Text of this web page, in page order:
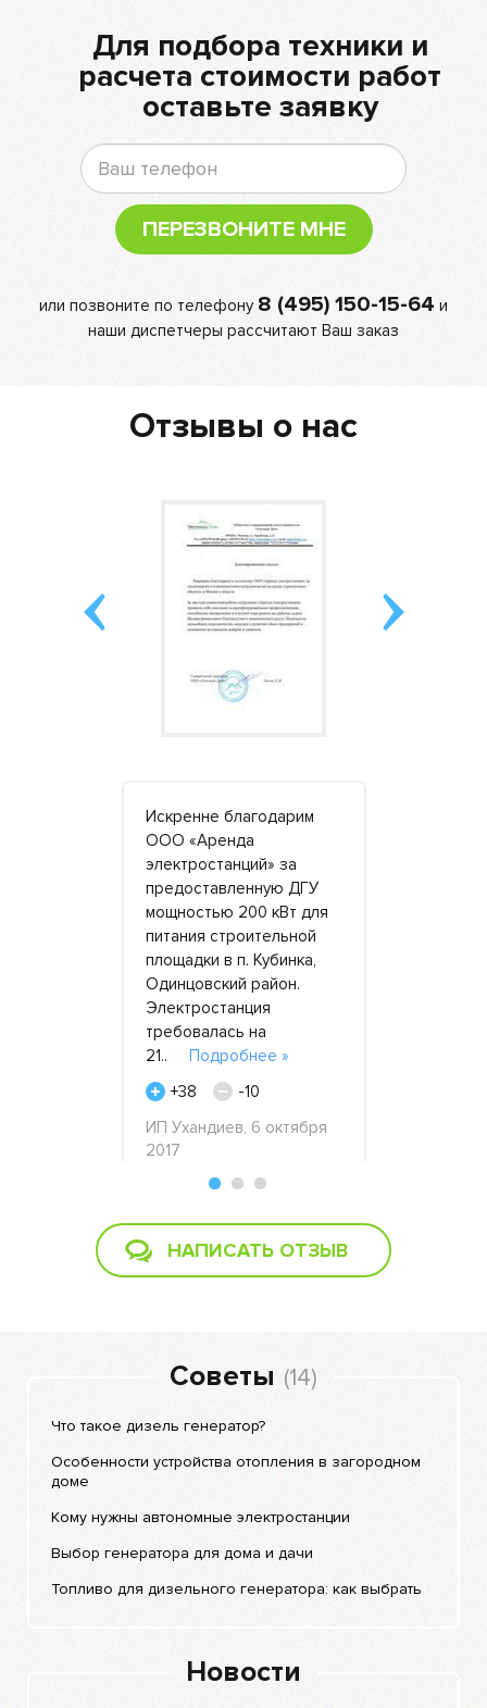
Для подбора техники и
расчета стоимости работ
оставьте заявку
ПЕРЕЗВОНИТЕ МНЕ
или позвоните по телефону 8 (495) 150-15-64 и
наши диспетчеры рассчитают Ваш заказ
Отзывы о нас
Искренне благодарим
ООО «Аренда
электростанций» за
предоставленную ДГУ
мощностью 200 кВт для
питания строительной
площадки в п. Кубинка,
Одинцовский район.
Электростанция
требовалась на
21.. Подробнее »
+38
-10
ИП Ухандиев, 6 октября
2017
НАПИСАТЬ ОТЗЫВ
Советы (14)
Что такое дизель генератор?
Особенности устройства отопления в загородном
доме
Кому нужны автономные электростанции
Выбор генератора для дома и дачи
Топливо для дизельного генератора: как выбрать
Новости